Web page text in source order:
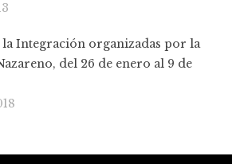
Integración organizadas por la
del 26 de enero al 9 de